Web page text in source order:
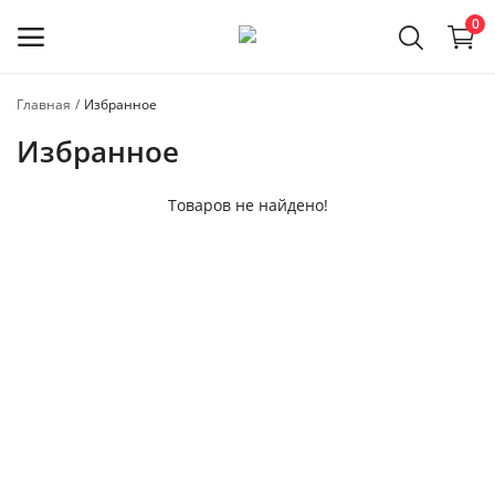
0
Регистрация
мастера
Главная Избранное
Избранное
Товаров не найдено!